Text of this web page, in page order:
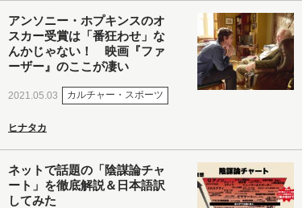
アンソニー・ホプキンスのオ
スカー受賞は「番狂わせ」な
んかじゃない！ 映画『ファ
ーザー』のここが凄い
2021.05.03 カルチャー・スポーツ
ヒナタカ
ネットで話題の「陰謀論チャ
ート」を徹底解説＆日本語訳
してみた